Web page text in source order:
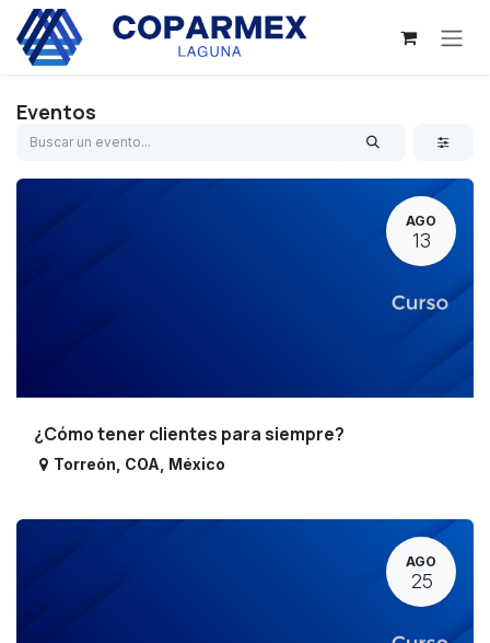
Ir al contenido
Eventos
AGO
13
¿Cómo tener clientes para siempre?
Torreón COA México
AGO
25